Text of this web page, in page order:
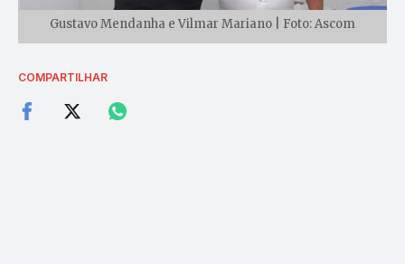
Gustavo Mendanha e Vilmar Mariano | Foto: Ascom
COMPARTILHAR